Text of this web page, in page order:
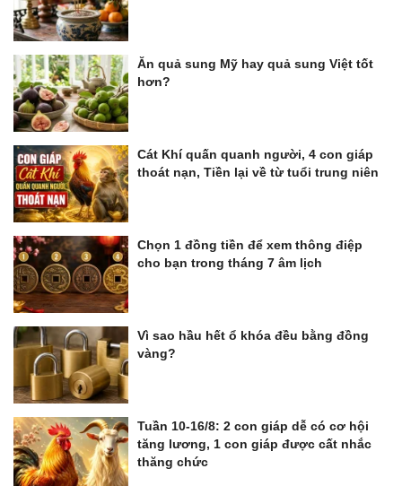
Ăn quả sung Mỹ hay quả sung Việt tốt
hơn?
Cát Khí quấn quanh người, 4 con giáp
thoát nạn, Tiền lại về từ tuổi trung niên
Chọn 1 đồng tiền để xem thông điệp
cho bạn trong tháng 7 âm lịch
Vì sao hầu hết ổ khóa đều bằng đồng
vàng?
Tuần 10-16/8: 2 con giáp dễ có cơ hội
tăng lương, 1 con giáp được cất nhắc
thăng chức